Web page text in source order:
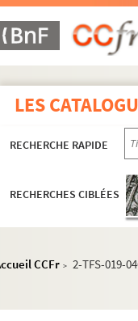
LES
RECHERCHE RAPIDE
RECHERCHES CIBLÉES
CCFr > 2-TFS-019-